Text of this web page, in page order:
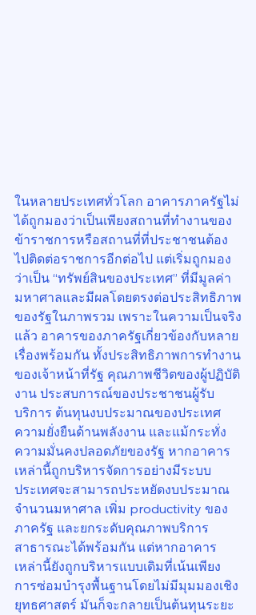
ในหลายประเทศทั่วโลก อาคารภาครัฐไม่
ได้ถูกมองว่าเป็นเพียงสถานที่ทำงานของ
ข้าราชการหรือสถานที่ที่ประชาชนต้อง
ไปติดต่อราชการอีกต่อไป แต่เริ่มถูกมอง
ว่าเป็น “ทรัพย์สินของประเทศ” ที่มีมูลค่า
มหาศาลและมีผลโดยตรงต่อประสิทธิภาพ
ของรัฐในภาพรวม เพราะในความเป็นจริง
แล้ว อาคารของภาครัฐเกี่ยวข้องกับหลาย
เรื่องพร้อมกัน ทั้งประสิทธิภาพการทำงาน
ของเจ้าหน้าที่รัฐ คุณภาพชีวิตของผู้ปฏิบัติ
งาน ประสบการณ์ของประชาชนผู้รับ
บริการ ต้นทุนงบประมาณของประเทศ
ความยั่งยืนด้านพลังงาน และแม้กระทั่ง
ความมั่นคงปลอดภัยของรัฐ หากอาคาร
เหล่านี้ถูกบริหารจัดการอย่างมีระบบ
ประเทศจะสามารถประหยัดงบประมาณ
จำนวนมหาศาล เพิ่ม productivity ของ
ภาครัฐ และยกระดับคุณภาพบริการ
สาธารณะได้พร้อมกัน แต่หากอาคาร
เหล่านี้ยังถูกบริหารแบบเดิมที่เน้นเพียง
การซ่อมบำรุงพื้นฐานโดยไม่มีมุมมองเชิง
ยุทธศาสตร์ มันก็จะกลายเป็นต้นทุนระยะ